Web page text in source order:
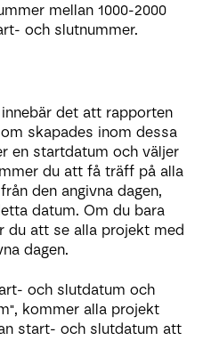
mellan 1000-2000
och slutnummer.
det att rapporten
skapades inom dessa
en startdatum och väljer
du att få träff på alla
den angivna dagen,
datum. Om du bara
du att se alla projekt med
dagen.
och slutdatum och
kommer alla projekt
start- och slutdatum att